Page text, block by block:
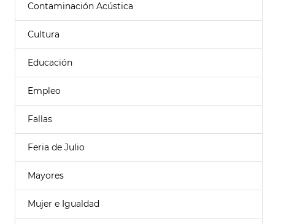
Contaminación Acústica
Cultura
Educación
Empleo
Fallas
Feria de Julio
Mayores
Mujer e Igualdad